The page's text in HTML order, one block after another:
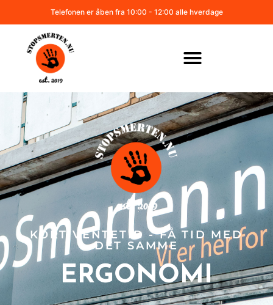
Telefonen er åben fra 10:00 - 12:00 alle hverdage
KORT VENTETID - FÅ TID MED
DET SAMME
ERGONOMI